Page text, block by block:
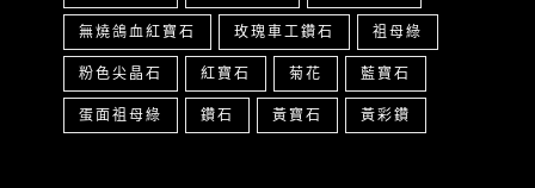
無燒鴿血紅寶石 玫瑰車工鑽石 祖母綠
粉色尖晶石 紅寶石 菊花 藍寶石
蛋面祖母綠 鑽石 黃寶石 黃彩鑽